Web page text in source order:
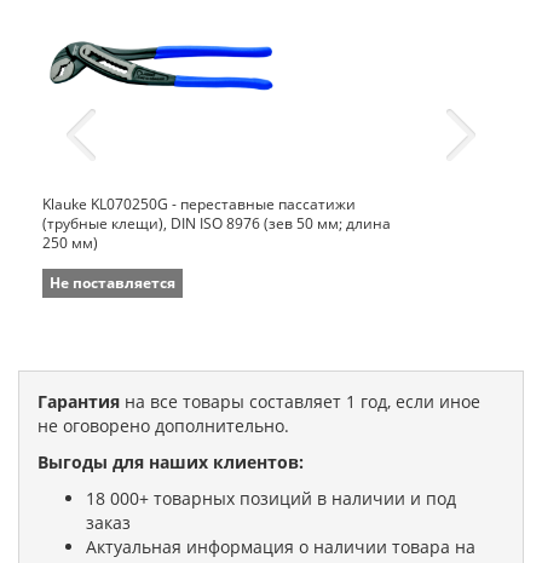
Klauke KL070250G - переставные пассатижи
(трубные клещи), DIN ISO 8976 (зев 50 мм; длина
250 мм)
Не поставляется
Гарантия на все товары составляет 1 год, если иное
не оговорено дополнительно.
Выгоды для наших клиентов:
18 000+ товарных позиций в наличии и под
заказ
Актуальная информация о наличии товара на